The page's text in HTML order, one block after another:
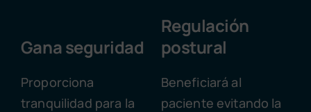
Gana seguridad
Proporciona
tranquilidad para la
Regulación
postural
Beneficiará al
paciente evitando la